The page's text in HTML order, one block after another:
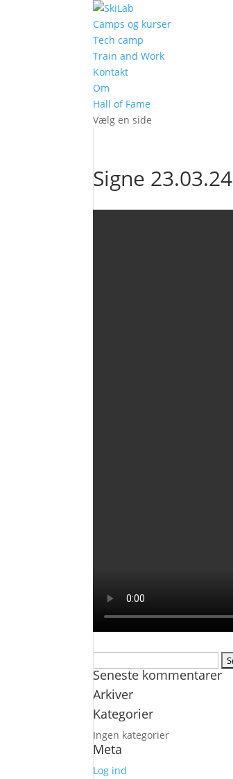
Camps og kurser
Tech camp
Train and Work
Kontakt
Om
Hall of Fame
Vælg en side
Signe 23.03.24
efter:
Seneste kommentarer
Arkiver
Kategorier
Ingen kategorier
Meta
Log ind